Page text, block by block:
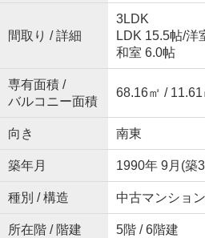
間取り / 詳細
3LDK
LDK 15.5帖/洋
和室 6.0帖
専有面積 /
バルコニー面積
68.16㎡ / 11.61
向き 南東
築年月 1990年 9月(築
種別 / 構造 中古マンショ
所在階 / 階建 5階 / 6階建